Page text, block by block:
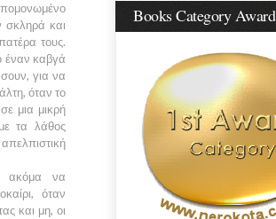
σκληρά και
τους.
έναν καβγά
για να
όταν το
μια μικρή
τα λάθος
ακόμα να
όταν
και μη, οι
Books Category Award